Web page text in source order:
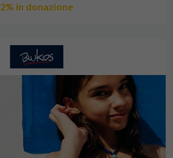
2% in donazione